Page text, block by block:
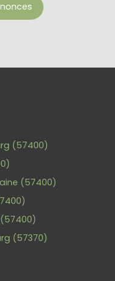
(57400)
(57400)
(57370)